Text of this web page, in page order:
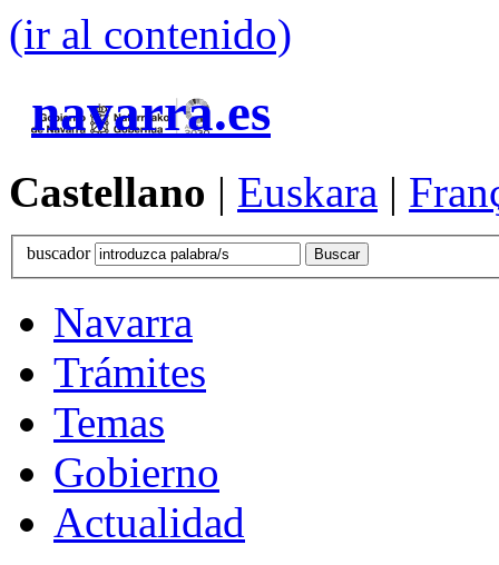
(ir al contenido)
navarra.es
Castellano | Euskara |
buscador
Navarra
Trámites
Temas
Gobierno
Actualidad